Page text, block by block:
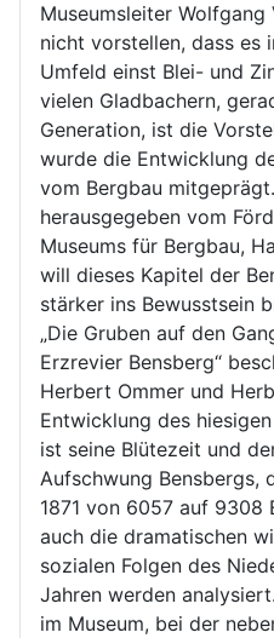
Museumsleiter
nicht vorstellen, dass es
Umfeld einst Blei- und
vielen Gladbachern,
Generation, ist die
wurde die Entwicklung
vom Bergbau
herausgegeben vom
Museums für Bergbau,
will dieses Kapitel der
stärker ins Bewusstsein
„Die Gruben auf den
Erzrevier Bensberg“
Herbert Ommer und
Entwicklung des
ist seine Blütezeit und
Aufschwung Bensbergs,
1871 von 6057 auf 9308
auch die dramatischen
sozialen Folgen des
Jahren werden
im Museum, bei der